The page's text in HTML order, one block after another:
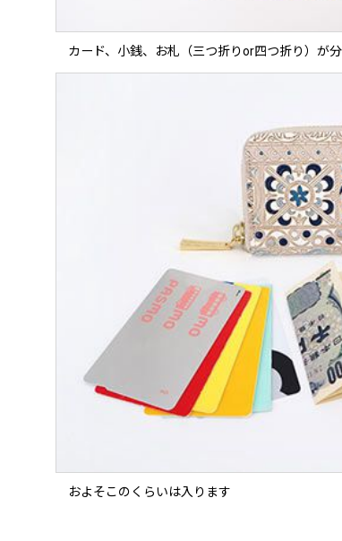
カード、小銭、お札（三つ折りor四つ折り）が
およそこのくらいは入ります